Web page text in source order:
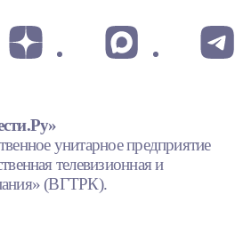
унитарное предприятие
телевизионная и
(ВГТРК).